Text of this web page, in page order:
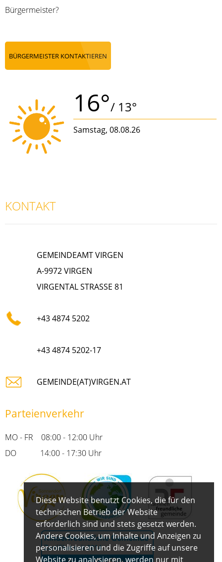
Bürgermeister?
BÜRGERMEISTER KONTAKTIEREN
16°/ 13°
Samstag, 08.08.26
KONTAKT
GEMEINDEAMT VIRGEN
A-9972 VIRGEN
VIRGENTAL STRASSE 81
+43 4874 5202
+43 4874 5202-17
GEMEINDE(AT)VIRGEN.AT
Parteienverkehr
MO - FR 08:00 - 12:00 Uhr
DO 14:00 - 17:30 Uhr
Diese Website benutzt Cookies, die für den
technischen Betrieb der Website
erforderlich sind und stets gesetzt werden.
Andere Cookies, um Inhalte und Anzeigen zu
personalisieren und die Zugriffe auf unsere
Website zu analysieren, werden nur mit